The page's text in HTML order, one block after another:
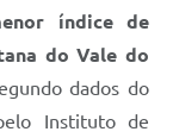
índice de
do Vale do
dados do
Instituto de